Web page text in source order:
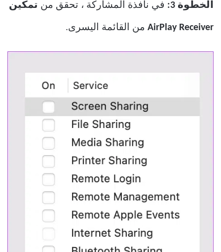
الخطوة 3: في نافذة المشاركة ، تحقق من تمكين
AirPlay Receiver من القائمة اليسرى.